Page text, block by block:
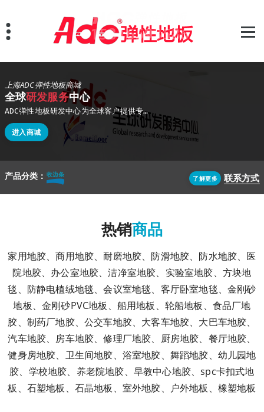
至
正
上海ADC弹性地板商城
全球研发服务中心
ADC弹性地板研发中心为全球客户提供专业的地面解决方案,公司在上海、广东设有生成基地,能够满足客户不同需求,产品主要以欧美标准进行生产
进入商城
产品分类： 卷材地胶
了解更多 联系方式
热销商品
家用地胶、商用地胶、耐磨地胶、防滑地胶、防水地胶、医
院地胶、办公室地胶、洁净室地胶、实验室地胶、方块地
毯、防静电植绒地毯、会议室地毯、客厅卧室地毯、金刚砂
地板、金刚砂PVC地板、船用地板、轮船地板、食品厂地
胶、制药厂地胶、公交车地胶、大客车地胶、大巴车地胶、
汽车地胶、房车地胶、修理厂地胶、厨房地胶、餐厅地胶、
健身房地胶、卫生间地胶、浴室地胶、舞蹈地胶、幼儿园地
胶、学校地胶、养老院地胶、早教中心地胶、spc卡扣式地
板、石塑地板、石晶地板、室外地胶、户外地板、橡塑地板